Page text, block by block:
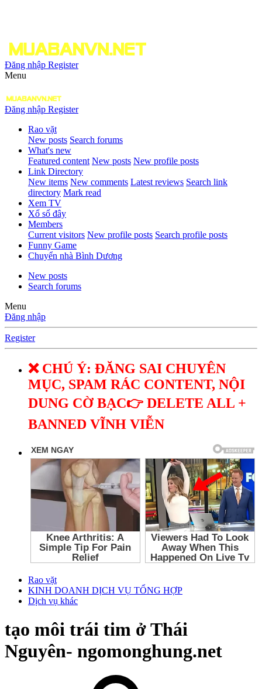
Đăng nhập Register
Menu
Đăng nhập Register
Rao vặt
New posts Search forums
What's new
Featured content New posts New profile posts
Link Directory
New items New comments Latest reviews Search link
directory Mark read
Xem TV
Xổ số đây
Members
Current visitors New profile posts Search profile posts
Funny Game
Chuyển nhà Bình Dương
New posts
Search forums
Menu
Đăng nhập
Register
❌ CHÚ Ý: ĐĂNG SAI CHUYÊN
MỤC, SPAM RÁC CONTENT, NỘI
DUNG CỜ BẠC👉 DELETE ALL +
BANNED VĨNH VIỄN
Rao vặt
KINH DOANH DỊCH VỤ TỔNG HỢP
Dịch vụ khác
tạo môi trái tim ở Thái
Nguyên- ngomonghung.net